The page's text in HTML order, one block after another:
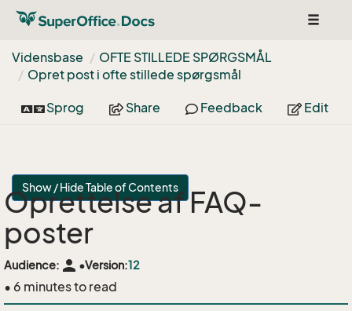
Toggle
Vidensbase
OFTE STILLEDE SPØRGSMÅL
Opret post i ofte stillede spørgsmål
Sprog Share Feedback Edit
Show / Hide Table of Contents
Oprettelse af FAQ-
poster
Audience: person •Version:12
• 6 minutes to read